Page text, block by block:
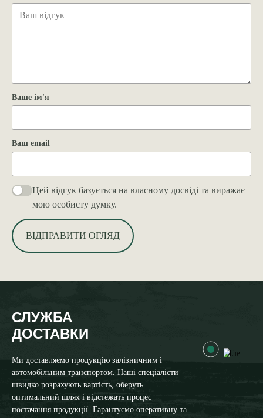
Ваше ім'я
Ваш email
Цей відгук базується на власному досвіді та виражає
мою особисту думку.
ВІДПРАВИТИ ОГЛЯД
СЛУЖБА
ДОСТАВКИ
Ми доставляємо продукцію залізничним і
автомобільним транспортом. Наші спеціалісти
швидко розрахують вартість, оберуть
оптимальний шлях і відстежать процес
постачання продукції. Гарантуємо оперативну та